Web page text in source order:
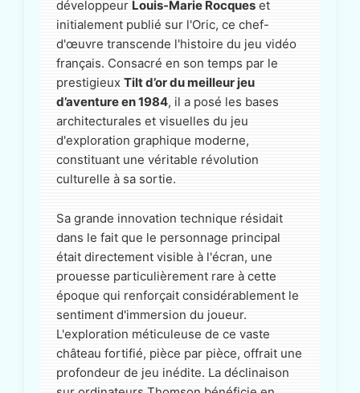
développeur Louis-Marie Rocques et
initialement publié sur l'Oric, ce chef-
d'œuvre transcende l'histoire du jeu vidéo
français. Consacré en son temps par le
prestigieux Tilt d’or du meilleur jeu
d’aventure en 1984, il a posé les bases
architecturales et visuelles du jeu
d'exploration graphique moderne,
constituant une véritable révolution
culturelle à sa sortie.
Sa grande innovation technique résidait
dans le fait que le personnage principal
était directement visible à l'écran, une
prouesse particulièrement rare à cette
époque qui renforçait considérablement le
sentiment d'immersion du joueur.
L'exploration méticuleuse de ce vaste
château fortifié, pièce par pièce, offrait une
profondeur de jeu inédite. La déclinaison